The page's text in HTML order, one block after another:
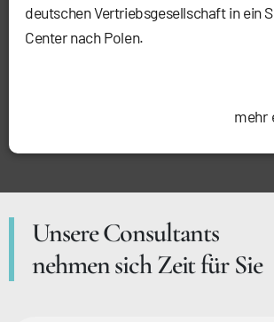
deutschen Vertriebsgesellschaft in ein
Center nach Polen.
mehr
Unsere Consultants
nehmen sich Zeit für Sie